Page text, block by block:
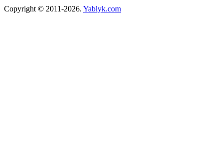
Copyright © 2011-2026. Yablyk.сom